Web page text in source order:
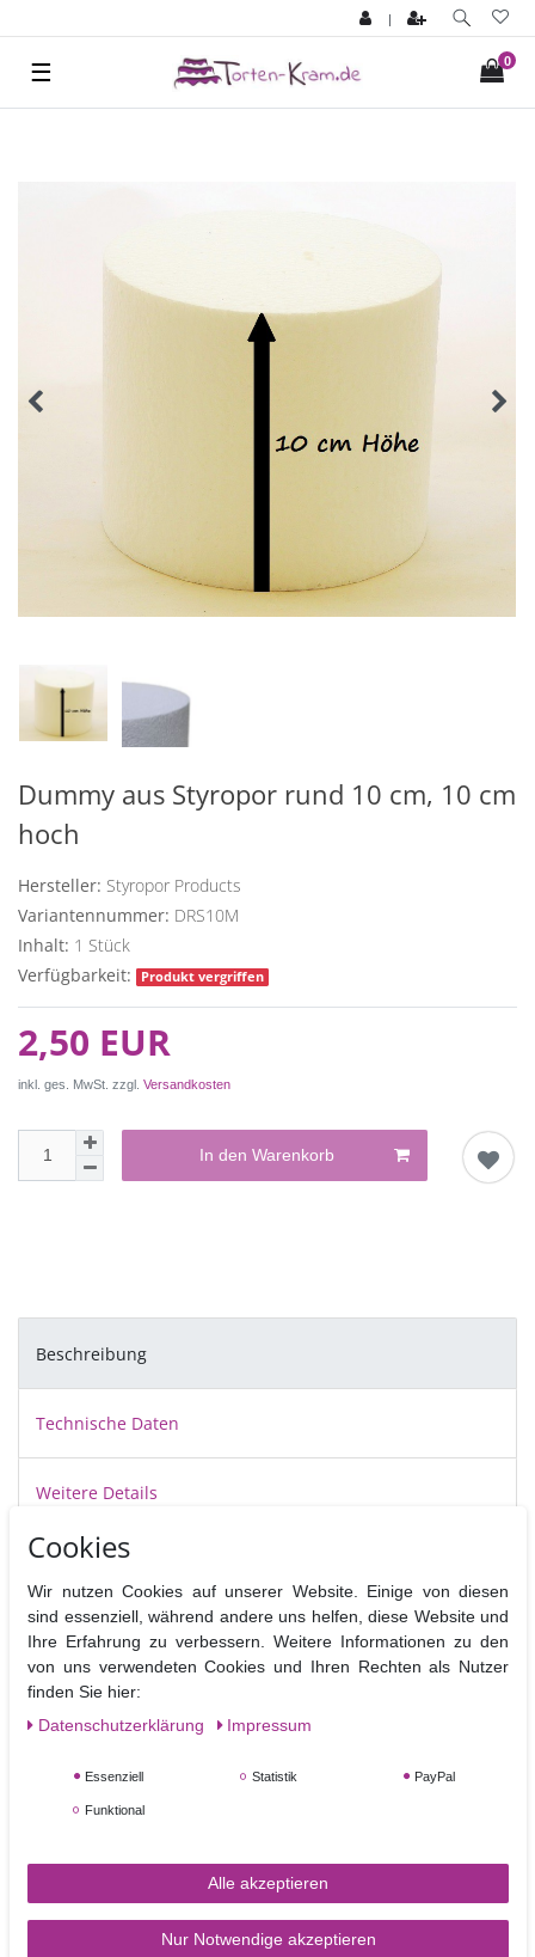
|
0
☰
Dummy aus Styropor rund 10 cm, 10 cm
hoch
Hersteller: Styropor Products
Variantennummer: DRS10M
Inhalt: 1 Stück
Verfügbarkeit:
Produkt vergriffen
2,50 EUR
inkl. ges. MwSt. zzgl. Versandkosten
In den Warenkorb
Beschreibung
Technische Daten
Weitere Details
Wettbewerbstorten, aber auch zum Üben und Ausprobieren eingesetzt.
Wir bieten Ihnen in unserem Sortiment eine große Auswahl
an Variationen in Form, Höhe und Durchmesser.
Im Lieferumfang enthalten ist 1Dummy der angegebenen Größe,
das Bild mit zwei Dummies dient nur der besseren Anschauung.
Cookies
Wir nutzen Cookies auf unserer Website. Einige von diesen
sind essenziell, während andere uns helfen, diese Website und
Ihre Erfahrung zu verbessern. Weitere Informationen zu den
von uns verwendeten Cookies und Ihren Rechten als Nutzer
finden Sie hier:
Daten­schutz­erklärung
Impressum
Essenziell Statistik PayPal
Funktional
Alle akzeptieren
Nur Notwendige akzeptieren